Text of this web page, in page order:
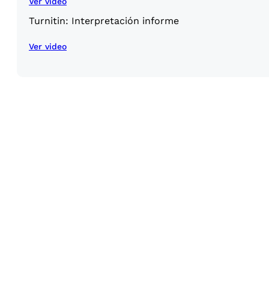
Turnitin: Interpretación informe
Ver video